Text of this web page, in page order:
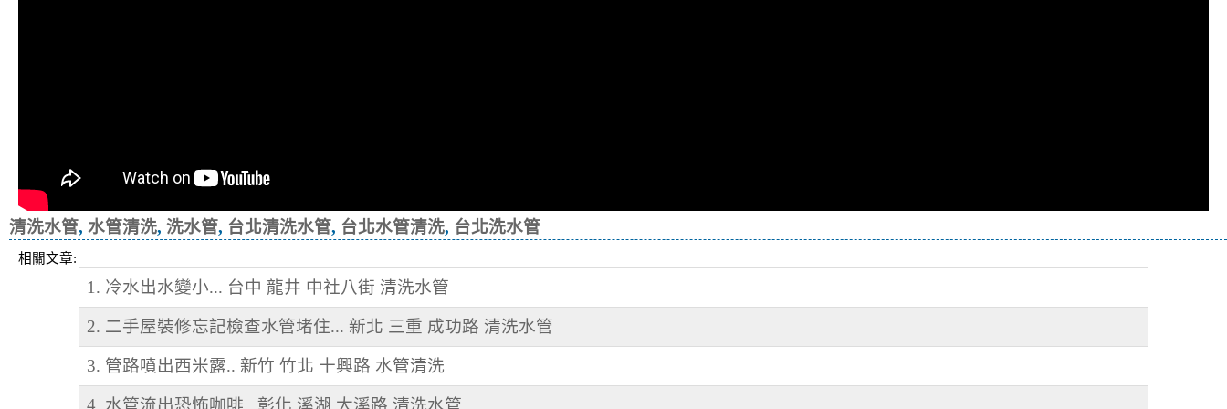
清洗水管, 水管清洗, 洗水管, 台北清洗水管, 台北水管清洗, 台北洗水管
相關文章:
1. 冷水出水變小... 台中 龍井 中社八街 清洗水管
2. 二手屋裝修忘記檢查水管堵住... 新北 三重 成功路 清洗水管
3. 管路噴出西米露.. 新竹 竹北 十興路 水管清洗
4. 水管流出恐怖咖啡.. 彰化 溪湖 大溪路 清洗水管